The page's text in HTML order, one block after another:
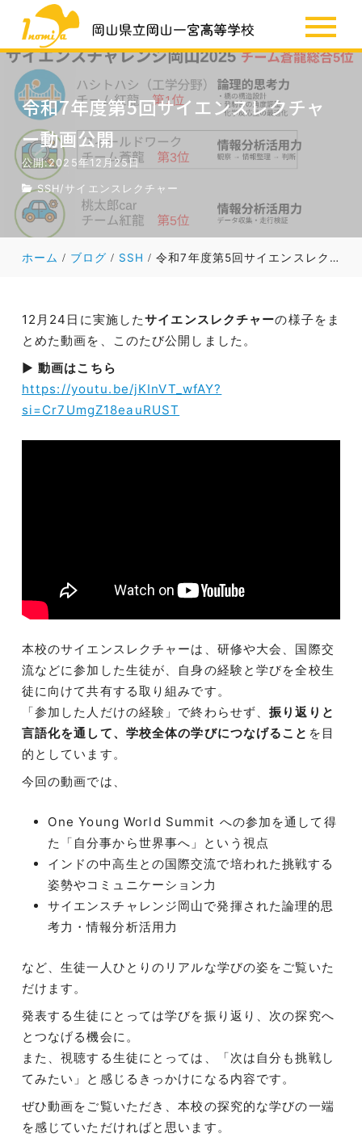
SSH
お知らせ
令和7年度第5回サイエンスレクチャ
ー動画公開
公開:2025年12月25日
SSH / サイエンスレクチャー
ホーム ブログ SSH 令和7年度第5回サイエンスレクチャー動画公開
12月24日に実施したサイエンスレクチャーの様子をま
とめた動画を、このたび公開しました。
▶動画はこちら
https://youtu.be/jKInVT_wfAY?
si=Cr7UmgZ18eauRUST
本校のサイエンスレクチャーは、研修や大会、国際交
流などに参加した生徒が、自身の経験と学びを全校生
徒に向けて共有する取り組みです。
「参加した人だけの経験」で終わらせず、振り返りと
言語化を通して、学校全体の学びにつなげること を目
的としています。
今回の動画では、
One Young World Summit への参加を通して得
た「自分事から世界事へ」という視点
インドの中高生との国際交流で培われた挑戦する
姿勢やコミュニケーション力
サイエンスチャレンジ岡山で発揮された論理的思
考力・情報分析活用力
など、生徒一人ひとりのリアルな学びの姿をご覧いた
だけます。
発表する生徒にとっては学びを振り返り、次の探究へ
とつなげる機会に。
また、視聴する生徒にとっては、「次は自分も挑戦し
てみたい」と感じるきっかけになる内容です。
ぜひ動画をご覧いただき、本校の探究的な学びの一端
を感じていただければと思います。